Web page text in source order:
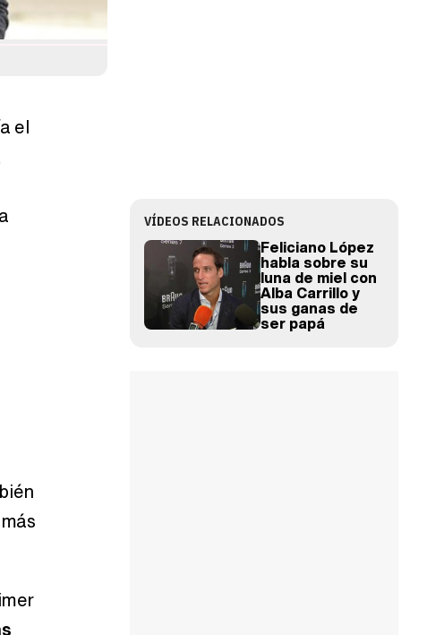
el
VÍDEOS RELACIONADOS
Feliciano López
habla sobre su
luna de miel con
Alba Carrillo y
sus ganas de
ser papá